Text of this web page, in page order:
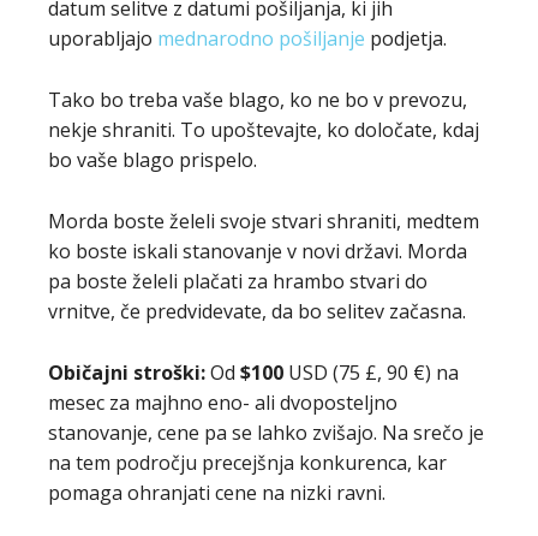
datum selitve z datumi pošiljanja, ki jih
uporabljajo mednarodno pošiljanje podjetja.
Tako bo treba vaše blago, ko ne bo v prevozu,
nekje shraniti. To upoštevajte, ko določate, kdaj
bo vaše blago prispelo.
Morda boste želeli svoje stvari shraniti, medtem
ko boste iskali stanovanje v novi državi. Morda
pa boste želeli plačati za hrambo stvari do
vrnitve, če predvidevate, da bo selitev začasna.
Običajni stroški:Od $100 USD (75 £, 90 €) na
mesec za majhno eno- ali dvoposteljno
stanovanje, cene pa se lahko zvišajo. Na srečo je
na tem področju precejšnja konkurenca, kar
pomaga ohranjati cene na nizki ravni.